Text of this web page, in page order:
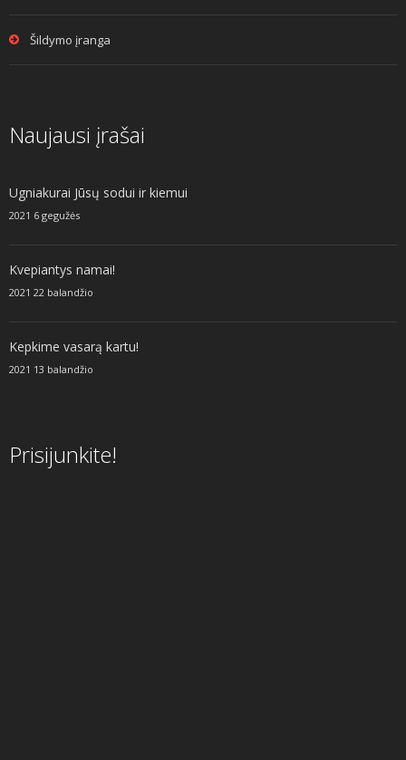
Šildymo įranga
Naujausi įrašai
Ugniakurai Jūsų sodui ir kiemui
2021 6 gegužės
Kvepiantys namai!
2021 22 balandžio
Kepkime vasarą kartu!
2021 13 balandžio
Prisijunkite!